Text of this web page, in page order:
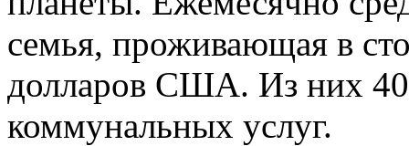
семья, проживающая в
долларов США. Из них
коммунальных услуг.